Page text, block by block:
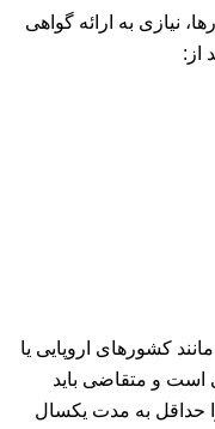
نیازی به ارائه گواهی
از:‌
کشورهای اروپایی یا
است و متقاضی باید
حداقل به مدت یکسال